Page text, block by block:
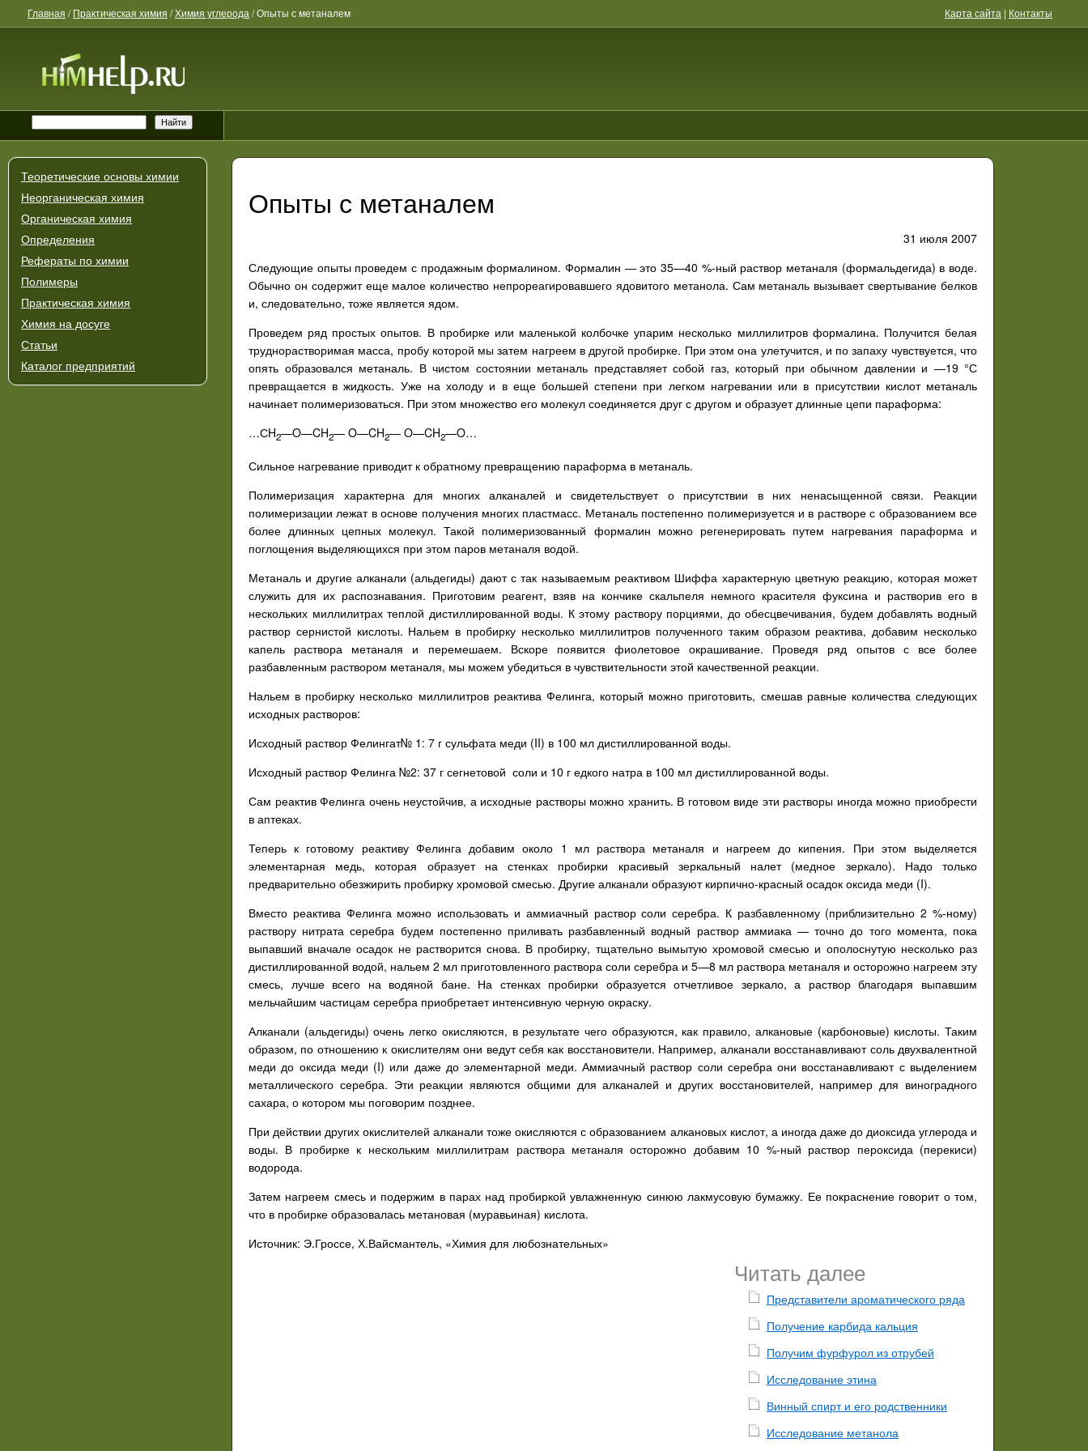
Главная /Практическая химия /Химия углерода /Опыты с метаналем Карта сайта | Контакты
Теоретические основы химии
Неорганическая химия
Органическая химия
Определения
Рефераты по химии
Полимеры
Практическая химия
Химия на досуге
Статьи
Каталог предприятий
Опыты с метаналем
31 июля 2007
Следующие опыты проведем с продажным формалином. Формалин — это 35—40 %-ный раствор метаналя (формальдегида) в воде.
Обычно он содержит еще малое количество непрореагировавшего ядовитого метанола. Сам метаналь вызывает свертывание белков
и, следовательно, тоже является ядом.
Проведем ряд простых опытов. В пробирке или маленькой колбочке упарим несколько миллилитров формалина. Получится белая
труднорастворимая масса, пробу которой мы затем нагреем в другой пробирке. При этом она улетучится, и по запаху чувствуется, что
опять образовался метаналь. В чистом состоянии метаналь представляет собой газ, который при обычном давлении и —19 °С
превращается в жидкость. Уже на холоду и в еще большей степени при легком нагревании или в присутствии кислот метаналь
начинает полимеризоваться. При этом множество его молекул соединяется друг с другом и образует длинные цепи параформа:
…СH2—O—CH2— O—CH2— O—CH2—O…
Сильное нагревание приводит к обратному превращению параформа в метаналь.
Полимеризация характерна для многих алканалей и свидетельствует о присутствии в них ненасыщенной связи. Реакции
полимеризации лежат в основе получения многих пластмасс. Метаналь постепенно полимеризуется и в растворе с образованием все
более длинных цепных молекул. Такой полимеризованный формалин можно регенерировать путем нагревания параформа и
поглощения выделяющихся при этом паров метаналя водой.
Метаналь и другие алканали (альдегиды) дают с так называемым реактивом Шиффа характерную цветную реакцию, которая может
служить для их распознавания. Приготовим реагент, взяв на кончике скальпеля немного красителя фуксина и растворив его в
нескольких миллилитрах теплой дистиллированной воды. К этому раствору порциями, до обесцвечивания, будем добавлять водный
раствор сернистой кислоты. Нальем в пробирку несколько миллилитров полученного таким образом реактива, добавим несколько
капель раствора метаналя и перемешаем. Вскоре появится фиолетовое окрашивание. Проведя ряд опытов с все более
разбавленным раствором метаналя, мы можем убедиться в чувствительности этой качественной реакции.
Нальем в пробирку несколько миллилитров реактива Фелинга, который можно приготовить, смешав равные количества следующих
исходных растворов:
Исходный раствор Фелингат№ 1: 7 г сульфата меди (II) в 100 мл дистиллированной воды.
Исходный раствор Фелинга №2: 37 г сегнетовой соли и 10 г едкого натра в 100 мл дистиллированной воды.
Сам реактив Фелинга очень неустойчив, а исходные растворы можно хранить. В готовом виде эти растворы иногда можно приобрести
в аптеках.
Теперь к готовому реактиву Фелинга добавим около 1 мл раствора метаналя и нагреем до кипения. При этом выделяется
элементарная медь, которая образует на стенках пробирки красивый зеркальный налет (медное зеркало). Надо только
предварительно обезжирить пробирку хромовой смесью. Другие алканали образуют кирпично-красный осадок оксида меди (I).
Вместо реактива Фелинга можно использовать и аммиачный раствор соли серебра. К разбавленному (приблизительно 2 %-ному)
раствору нитрата серебра будем постепенно приливать разбавленный водный раствор аммиака — точно до того момента, пока
выпавший вначале осадок не растворится снова. В пробирку, тщательно вымытую хромовой смесью и ополоснутую несколько раз
дистиллированной водой, нальем 2 мл приготовленного раствора соли серебра и 5—8 мл раствора метаналя и осторожно нагреем эту
смесь, лучше всего на водяной бане. На стенках пробирки образуется отчетливое зеркало, а раствор благодаря выпавшим
мельчайшим частицам серебра приобретает интенсивную черную окраску.
Алканали (альдегиды) очень легко окисляются, в результате чего образуются, как правило, алкановые (карбоновые) кислоты. Таким
образом, по отношению к окислителям они ведут себя как восстановители. Например, алканали восстанавливают соль двухвалентной
меди до оксида меди (I) или даже до элементарной меди. Аммиачный раствор соли серебра они восстанавливают с выделением
металлического серебра. Эти реакции являются общими для алканалей и других восстановителей, например для виноградного
сахара, о котором мы поговорим позднее.
При действии других окислителей алканали тоже окисляются с образованием алкановых кислот, а иногда даже до диоксида углерода и
воды. В пробирке к нескольким миллилитрам раствора метаналя осторожно добавим 10 %-ный раствор пероксида (перекиси)
водорода.
Затем нагреем смесь и подержим в парах над пробиркой увлажненную синюю лакмусовую бумажку. Ее покраснение говорит о том,
что в пробирке образовалась метановая (муравьиная) кислота.
Источник: Э.Гроссе, Х.Вайсмантель, «Химия для любознательных»
Читать далее
Представители ароматического ряда
Получение карбида кальция
Получим фурфурол из отрубей
Исследование этина
Винный спирт и его родственники
Исследование метанола